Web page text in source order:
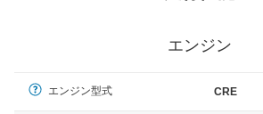
エンジン
エンジン型式 CRE